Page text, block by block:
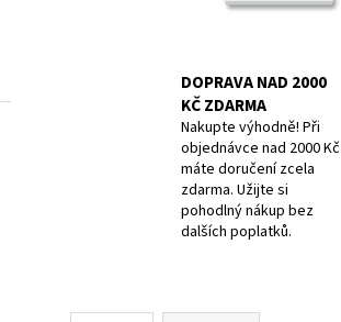
DOPRAVA NAD 2000
KČ ZDARMA
Nakupte výhodně! Při
objednávce nad 2000 Kč
máte doručení zcela
zdarma. Užijte si
pohodlný nákup bez
dalších poplatků.